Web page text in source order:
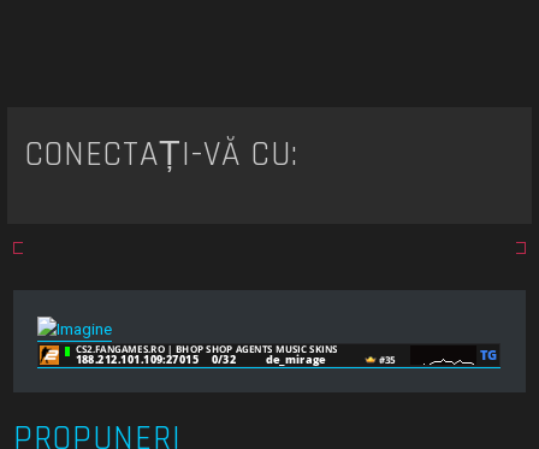
CONECTAȚI-VĂ CU:
PROPUNERI